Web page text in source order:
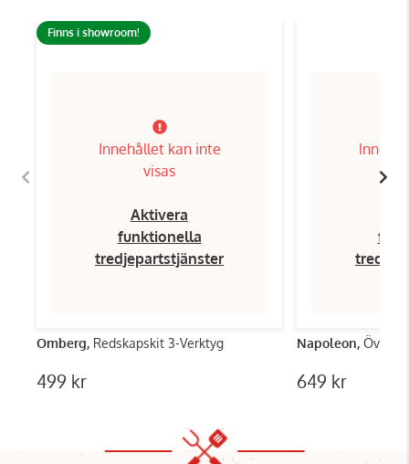
Finns i showroom!
Innehållet kan inte
visas
Aktivera
funktionella
tredjepartstjänster
Omberg, Redskapskit 3-Verktyg
499 kr
Napoleon,
649 kr